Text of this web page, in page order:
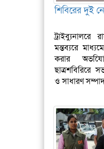
শিবিরের দুই
ট্রাইব্যুনালরে
মন্তব্যরে
করার
ছাত্রশবিরিরে
ও সাধারণ